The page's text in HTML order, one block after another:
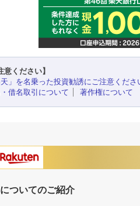
意ください】
天」を名乗った投資勧誘にご注意くださ
借名取引について
著作権について
ついてのご紹介